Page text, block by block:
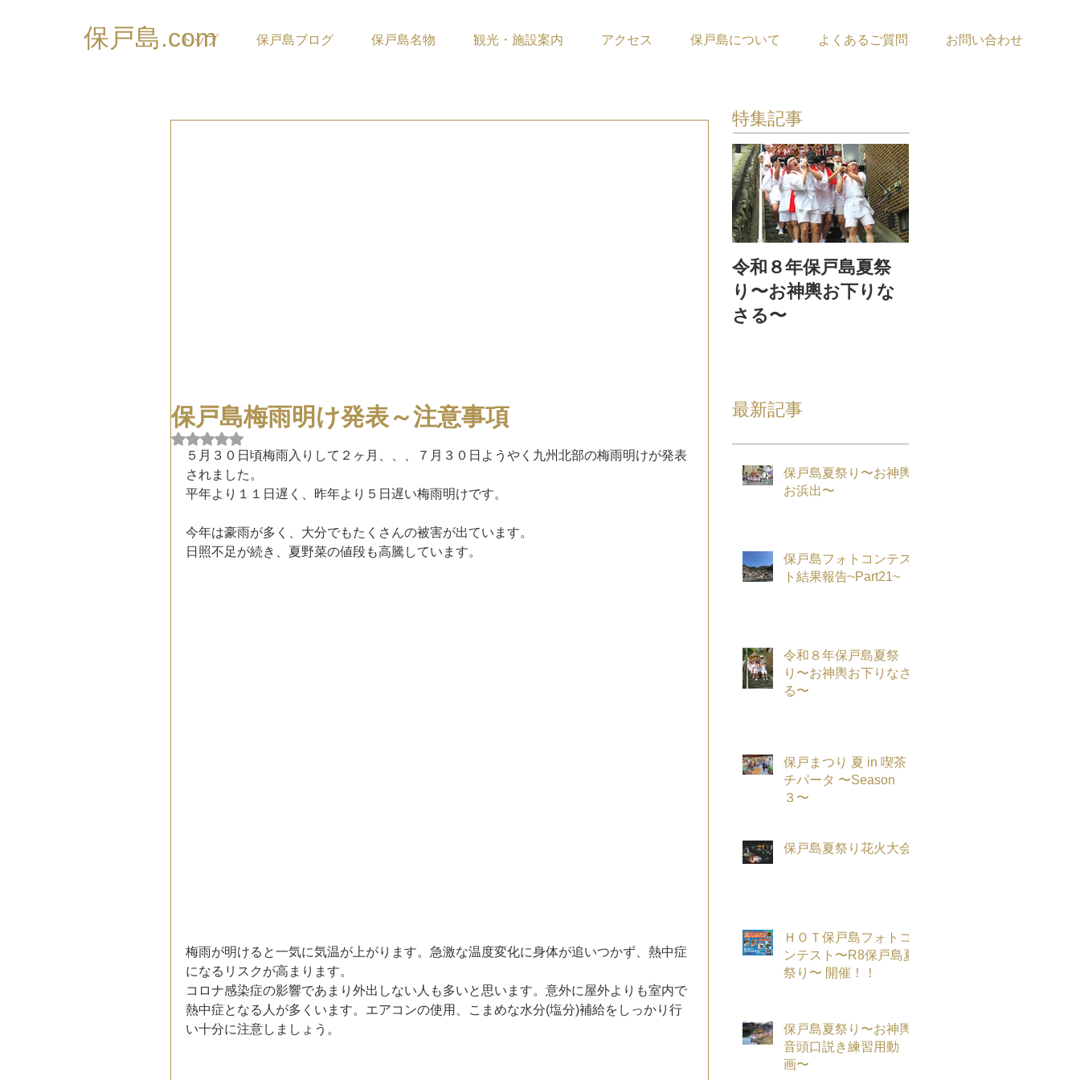
保戸島.com
トップ 保戸島ブログ 保戸島名物 観光・施設案内 アクセス 保戸島について よくあるご質問 お問い合わせ
保戸島梅雨明け発表～注意事項
5つ星のうちNaNと評価されています。
５月３０日頃梅雨入りして２ヶ月、、、７月３０日ようやく九州北部の梅雨明けが発表
されました。
平年より１１日遅く、昨年より５日遅い梅雨明けです。
今年は豪雨が多く、大分でもたくさんの被害が出ています。
日照不足が続き、夏野菜の値段も高騰しています。
梅雨が明けると一気に気温が上がります。急激な温度変化に身体が追いつかず、熱中症
になるリスクが高まります。
コロナ感染症の影響であまり外出しない人も多いと思います。意外に屋外よりも室内で
熱中症となる人が多くいます。エアコンの使用、こまめな水分(塩分)補給をしっかり行
い十分に注意しましょう。
特集記事
令和８年保戸島夏祭
り〜お神輿お下りな
さる〜
最新記事
保戸島夏祭り〜お神輿
お浜出〜
保戸島フォトコンテス
ト結果報告~Part21~
令和８年保戸島夏祭
り〜お神輿お下りなさ
る〜
保戸まつり 夏 in 喫茶
チパータ 〜Season
３〜
保戸島夏祭り花火大会
ＨＯＴ保戸島フォトコ
ンテスト〜R8保戸島夏
祭り〜 開催！！
保戸島夏祭り〜お神輿
音頭口説き練習用動
画〜